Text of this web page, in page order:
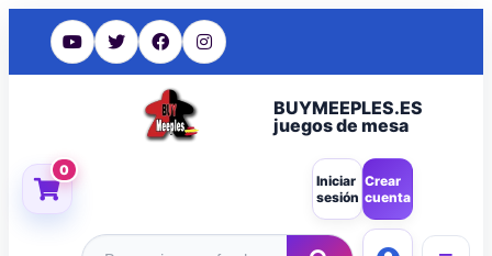
BUYMEEPLES.ES
juegos de mesa
0
Iniciar
sesión
Crear
cuenta